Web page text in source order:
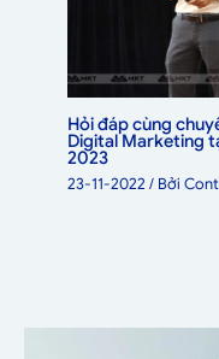
Hỏi đáp cùng
Digital Marketing
2023
23-11-2022/ Bởi